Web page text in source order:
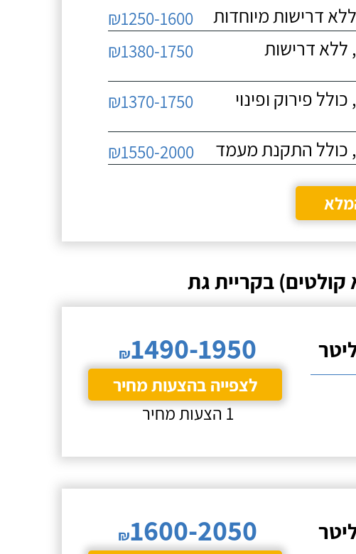
₪1250-1600
שטוח, ללא דרישות
₪1380-1750
שטוח, כולל פירוק ופינוי
₪1370-1750
₪1550-2000
בקריית גת
₪1490-1950
לצפייה בהצעות מחיר
1 הצעות מחיר
₪1600-2050